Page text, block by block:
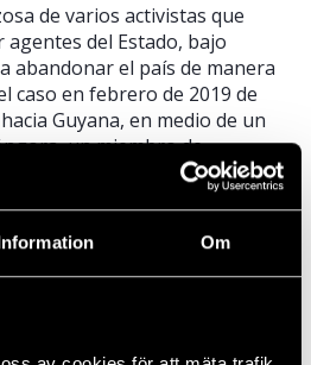
Om
de varios activistas que
del Estado, bajo
abandonar el país de manera
caso en febrero de 2019 de
Guyana, en medio de un
un miembro de
Cuba Decide.
y miles de
predelictiva”, unido al
civiles, religiosos,
el número de prisioneros
documentados hasta julio